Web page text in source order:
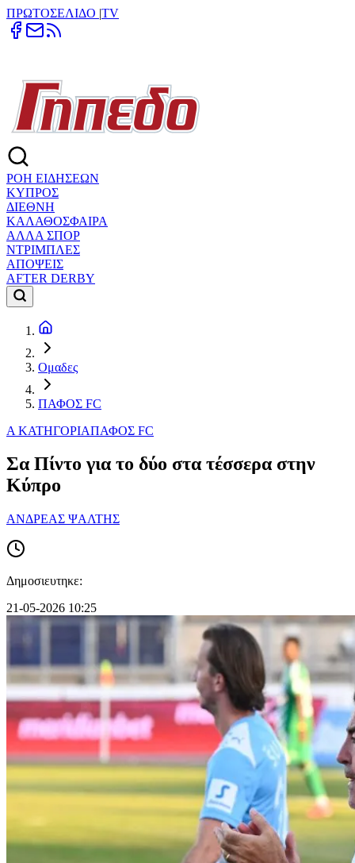
ΠΡΩΤΟΣΕΛΙΔΟ |TV
ΡΟΗ ΕΙΔΗΣΕΩΝ
ΚΥΠΡΟΣ
ΔΙΕΘΝΗ
ΚΑΛΑΘΟΣΦΑΙΡΑ
ΑΛΛΑ ΣΠΟΡ
ΝΤΡΙΜΠΛΕΣ
ΑΠΟΨΕΙΣ
AFTER DERBY
Ομαδες
ΠΑΦΟΣ FC
Α ΚΑΤΗΓΟΡΙΑΠΑΦΟΣ FC
Σα Πίντο για το δύο στα τέσσερα στην
Κύπρο
ΑΝΔΡΕΑΣ ΨΑΛΤΗΣ
Δημοσιευτηκε:
21-05-2026 10:25